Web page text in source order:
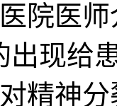
院医
出现给
精神